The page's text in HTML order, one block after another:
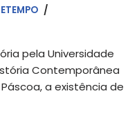
pela Universidade
Contemporânea
a existência de